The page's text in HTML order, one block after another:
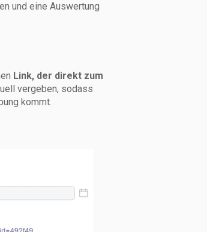
und eine Auswertung
Link, der direkt zum
vergeben, sodass
kommt.